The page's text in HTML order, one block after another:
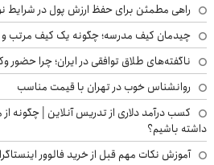
راهی مطمئن برای حفظ ارزش پول در شرایط
چیدمان کیف مدرسه؛ چگونه یک کیف مرتب
ناگفته‌های طلاق توافقی در ایران؛ چرا
روانشناس خوب در تهران با قیمت مناسب
کسب درآمد دلاری از تدریس آنلاین | چگونه از
داشته باشیم؟
آموزش نکات مهم قبل از خرید فالوور